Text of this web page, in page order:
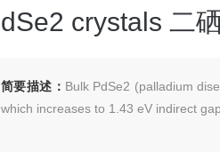
crystals 二
简要描述： Bulk PdSe2 (palladium
which increases to 1.43 eV indirect